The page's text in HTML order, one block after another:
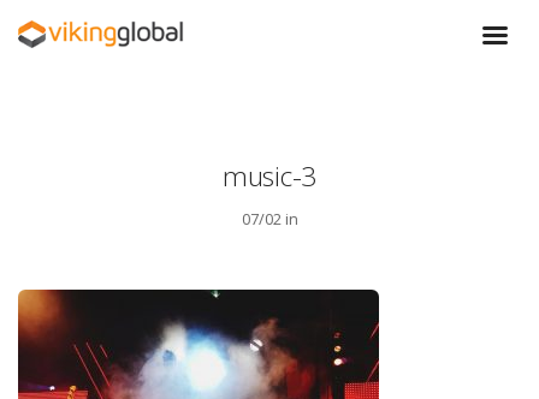
music-3
07/02 in